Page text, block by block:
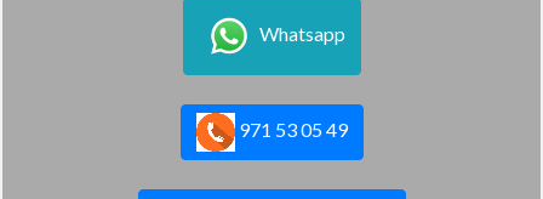
Whatsapp
971 53 05 49